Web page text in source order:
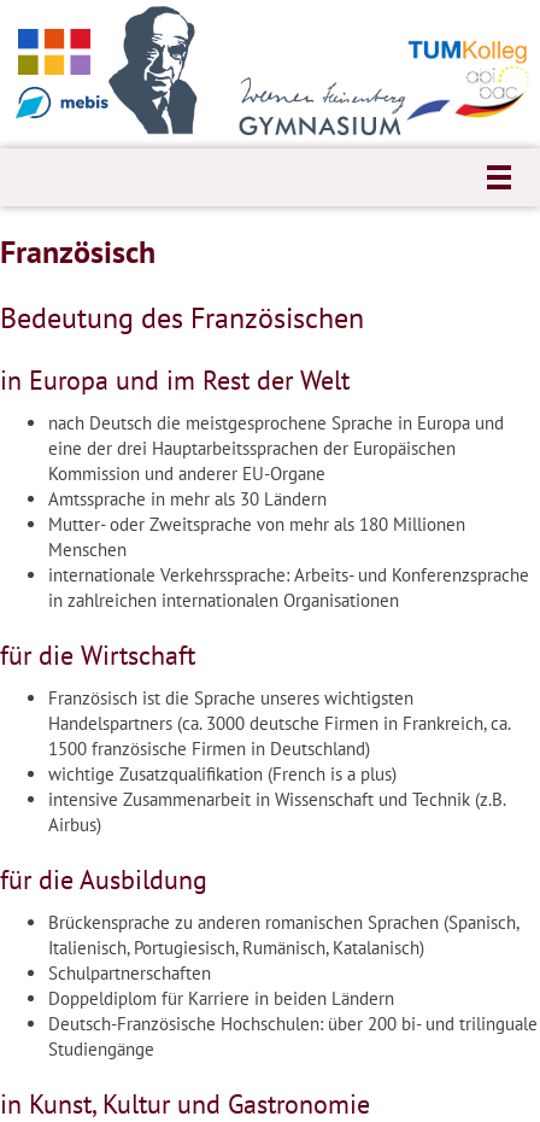
Französisch
Bedeutung des Französischen
in Europa und im Rest der Welt
nach Deutsch die meistgesprochene Sprache in Europa und
eine der drei Hauptarbeitssprachen der Europäischen
Kommission und anderer EU-Organe
Amtssprache in mehr als 30 Ländern
Mutter- oder Zweitsprache von mehr als 180 Millionen
Menschen
internationale Verkehrssprache: Arbeits- und Konferenzsprache
in zahlreichen internationalen Organisationen
für die Wirtschaft
Französisch ist die Sprache unseres wichtigsten
Handelspartners (ca. 3000 deutsche Firmen in Frankreich, ca.
1500 französische Firmen in Deutschland)
wichtige Zusatzqualifikation (French is a plus)
intensive Zusammenarbeit in Wissenschaft und Technik (z.B.
Airbus)
für die Ausbildung
Brückensprache zu anderen romanischen Sprachen (Spanisch,
Italienisch, Portugiesisch, Rumänisch, Katalanisch)
Schulpartnerschaften
Doppeldiplom für Karriere in beiden Ländern
Deutsch-Französische Hochschulen: über 200 bi- und trilinguale
Studiengänge
in Kunst, Kultur und Gastronomie